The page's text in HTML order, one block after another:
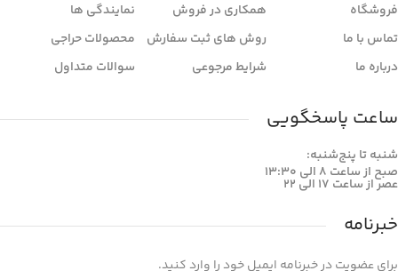
فروشگاه
تماس با ما
درباره ما
همکاری در فروش
روش های ثبت سفارش
شرایط مرجوعی
نمایندگی ها
محصولات حراجی
سوالات متداول
ساعت پاسخگویی
شنبه تا پنج‌شنبه:
صبح از ساعت 8 الی 13:30
عصر از ساعت 17 الی 22
خبرنامه
برای عضویت در خبرنامه ایمیل خود را وارد کنید.